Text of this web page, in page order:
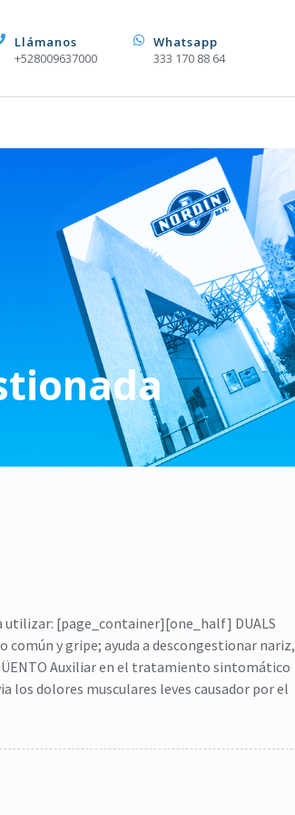
Llámanos
+528009637000
Whatsapp
333 170 88 64
utilizar: [page_container][one_half] DUALS
y gripe; ayuda a descongestionar nariz,
Auxiliar en el tratamiento sintomático
los dolores musculares leves causador por el